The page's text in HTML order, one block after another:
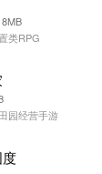
类RPG
园经营手游